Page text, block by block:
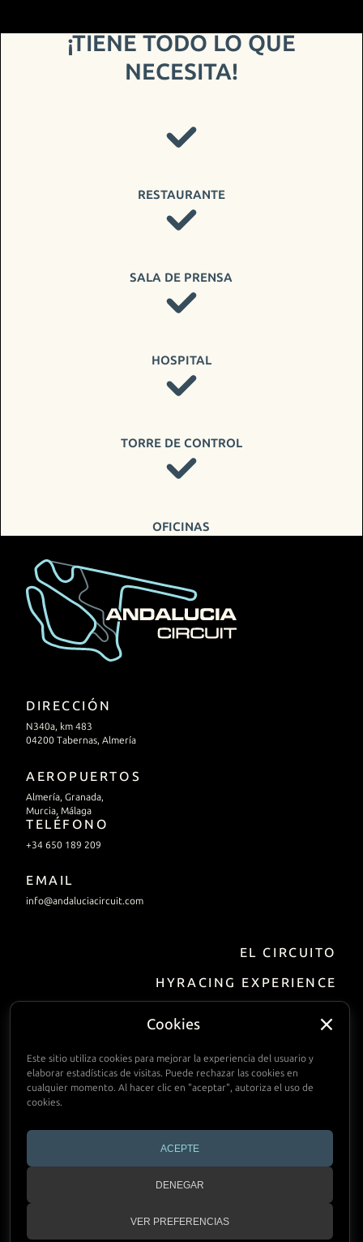
Cookies
Este sitio utiliza cookies para mejorar la experiencia del usuario y
elaborar estadísticas de visitas. Puede rechazar las cookies en
cualquier momento. Al hacer clic en "aceptar", autoriza el uso de
cookies.
ACEPTE
DENEGAR
VER PREFERENCIAS
¡TIENE TODO LO QUE
NECESITA!
RESTAURANTE
SALA DE PRENSA
HOSPITAL
TORRE DE CONTROL
OFICINAS
DIRECCIÓN
N340a, km 483
04200 Tabernas, Almería
AEROPUERTOS
Almería, Granada,
Murcia, Málaga
TELÉFONO
+34 650 189 209
EMAIL
info@andaluciacircuit.com
EL CIRCUITO
HYRACING EXPERIENCE
Incentivo/eventos
Alquiler de pista
INFORMACIÓN PRÁCTICA
CALENDARIO